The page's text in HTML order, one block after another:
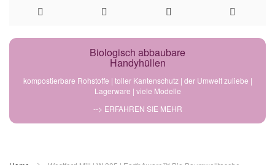
Direkt
Biologisch abbaubare
Handyhüllen
kompostierbare Rohstoffe | toller Kantenschutz | der Umwelt zuliebe |
Lagerware | viele Modelle
--> ERFAHREN SIE MEHR